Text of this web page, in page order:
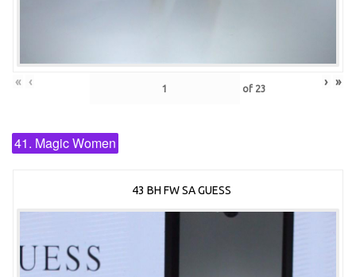
« ‹ of 23 › »
41. Magic Women
43 BH FW SA GUESS